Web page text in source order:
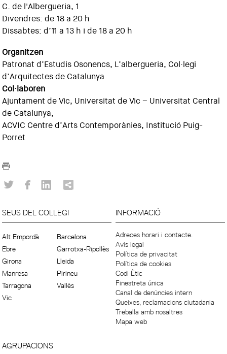
C. de l'Albergueria, 1
Divendres: de 18 a 20 h
Dissabtes: d’11 a 13 h i de 18 a 20 h
Organitzen
Patronat d’Estudis Osonencs, L’albergueria, Col·legi
d’Arquitectes de Catalunya
Col·laboren
Ajuntament de Vic, Universitat de Vic – Universitat Central
de Catalunya,
ACVIC Centre d’Arts Contemporànies, Institució Puig-
Porret
SEUS DEL COL·LEGI
Alt Empordà
Barcelona
Ebre
Garrotxa-Ripollès
Girona
Lleida
Manresa
Pirineu
Tarragona
Vallès
Vic
INFORMACIÓ
Adreces horari i contacte.
Avís legal
Política de privacitat
Política de cookies
Codi Ètic
Finestreta única
Canal de denúncies intern
Queixes, reclamacions ciutadania
Treballa amb nosaltres
Mapa web
AGRUPACIONS